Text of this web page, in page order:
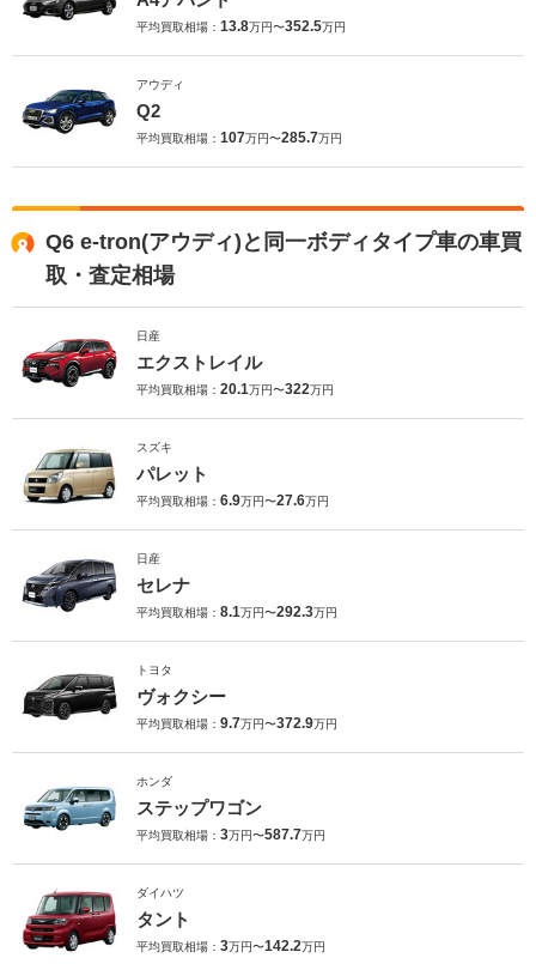
平均買取相場： 13.8万円〜352.5万円
アウディ
Q2
平均買取相場： 107万円〜285.7万円
Q6 e-tron(アウディ)と同一ボディタイプ車の車買
取・査定相場
日産
エクストレイル
平均買取相場： 20.1万円〜322万円
スズキ
パレット
平均買取相場： 6.9万円〜27.6万円
日産
セレナ
平均買取相場： 8.1万円〜292.3万円
トヨタ
ヴォクシー
平均買取相場： 9.7万円〜372.9万円
ホンダ
ステップワゴン
平均買取相場： 3万円〜587.7万円
ダイハツ
タント
平均買取相場： 3万円〜142.2万円